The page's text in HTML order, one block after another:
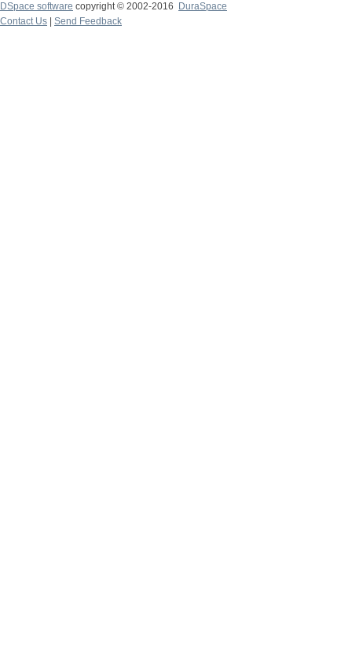
DSpace software copyright © 2002-2016
DuraSpace
Contact Us
Send Feedback